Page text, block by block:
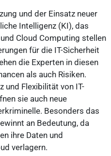
und der Einsatz neuer
Intelligenz (KI), das
Cloud Computing stellen
für die IT-Sicherheit
die Experten in diesen
als auch Risiken.
und Flexibilität von IT-
sie auch neue
Besonders das
an Bedeutung, da
ihre Daten und
verlagern.